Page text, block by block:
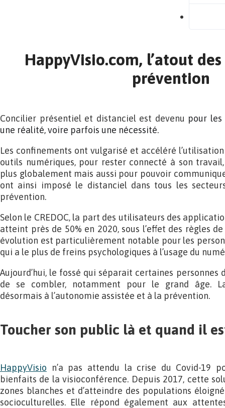
HappyVisio.com, l’atout
prévention
Concilier présentiel et distanciel est devenu pour les
une réalité, voire parfois une nécessité.
Les confinements ont vulgarisé et accéléré
outils numériques, pour rester connecté à son
plus globalement mais aussi pour pouvoir
ont ainsi imposé le distanciel dans tous les
prévention.
Selon le CREDOC, la part des utilisateurs des
atteint près de 50% en 2020, sous l’effet des règles
évolution est particulièrement notable pour les
qui a le plus de freins psychologiques à l’usage du
Aujourd’hui, le fossé qui séparait certaines
de se combler, notamment pour le grand âge.
désormais à l’autonomie assistée et à la prévention.
Toucher son public là et quand il
HappyVisio n’a pas attendu la crise du Covid-19
bienfaits de la visioconférence. Depuis 2017, cette
zones blanches et d’atteindre des populations
socioculturelles. Elle répond également aux